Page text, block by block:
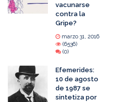
vacunarse
contra la
Gripe?
marzo 31, 2016
(6536)
(0)
Efemerides:
10 de agosto
de 1987 se
sintetiza por